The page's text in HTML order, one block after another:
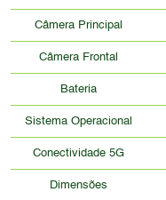
Câmera Principal
Câmera Frontal
Bateria
Sistema Operacional
Conectividade 5G
Dimensões